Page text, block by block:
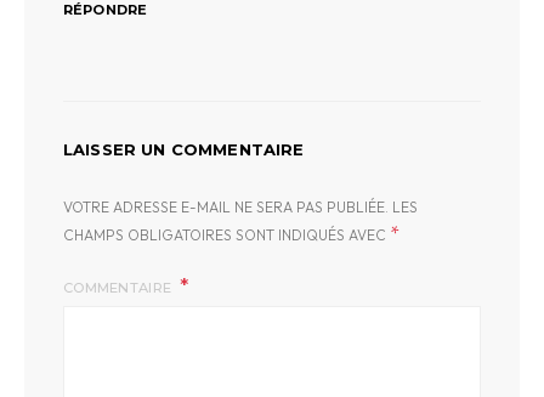
RÉPONDRE
LAISSER UN COMMENTAIRE
VOTRE ADRESSE E-MAIL NE SERA PAS PUBLIÉE. LES
CHAMPS OBLIGATOIRES SONT INDIQUÉS AVEC *
COMMENTAIRE